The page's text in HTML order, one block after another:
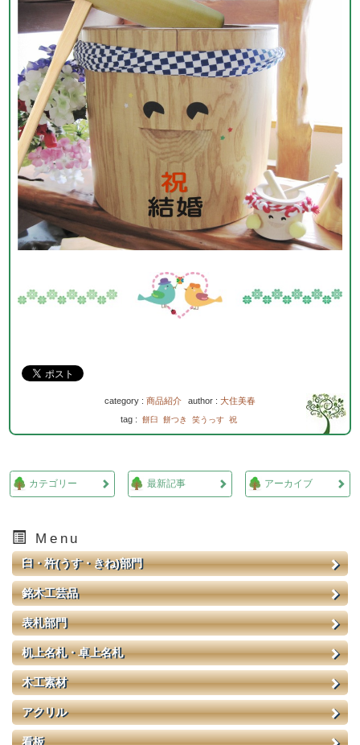
category :商品紹介 author : 大住美春
tag : 餅臼 餅つき 笑うっす 祝
カテゴリー 最新記事 アーカイブ
Menu
臼・杵(うす・きね)部門
銘木工芸品
表札部門
机上名札・卓上名札
木工素材
アクリル
看板